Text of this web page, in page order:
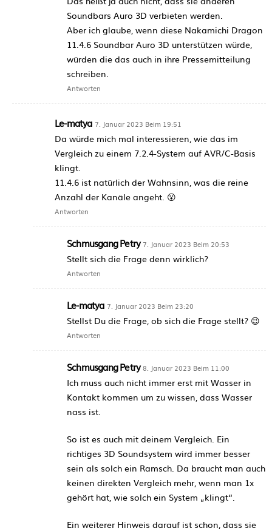
Soundbars Auro 3D verbieten werden.
Aber ich glaube, wenn diese Nakamichi Dragon
11.4.6 Soundbar Auro 3D unterstützen würde,
würden die das auch in ihre Pressemitteilung
schreiben.
Antworten
Le-matya 7. Januar 2023 Beim 19:51
Da würde mich mal interessieren, wie das im
Vergleich zu einem 7.2.4-System auf AVR/C-Basis
klingt.
11.4.6 ist natürlich der Wahnsinn, was die reine
Anzahl der Kanäle angeht. 😮
Antworten
Schmusgang Petry 7. Januar 2023 Beim 20:53
Stellt sich die Frage denn wirklich?
Antworten
Le-matya 7. Januar 2023 Beim 23:20
Stellst Du die Frage, ob sich die Frage stellt? 😉
Antworten
Schmusgang Petry 8. Januar 2023 Beim 11:00
Ich muss auch nicht immer erst mit Wasser in
Kontakt kommen um zu wissen, dass Wasser
nass ist.
So ist es auch mit deinem Vergleich. Ein
richtiges 3D Soundsystem wird immer besser
sein als solch ein Ramsch. Da braucht man auch
keinen direkten Vergleich mehr, wenn man 1x
gehört hat, wie solch ein System „klingt“.
Ein weiterer Hinweis darauf ist schon, dass sie